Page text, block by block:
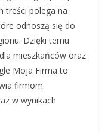
treści polega na
odnoszą się do
Dzięki temu
mieszkańców oraz
Moja Firma to
firmom
w wynikach